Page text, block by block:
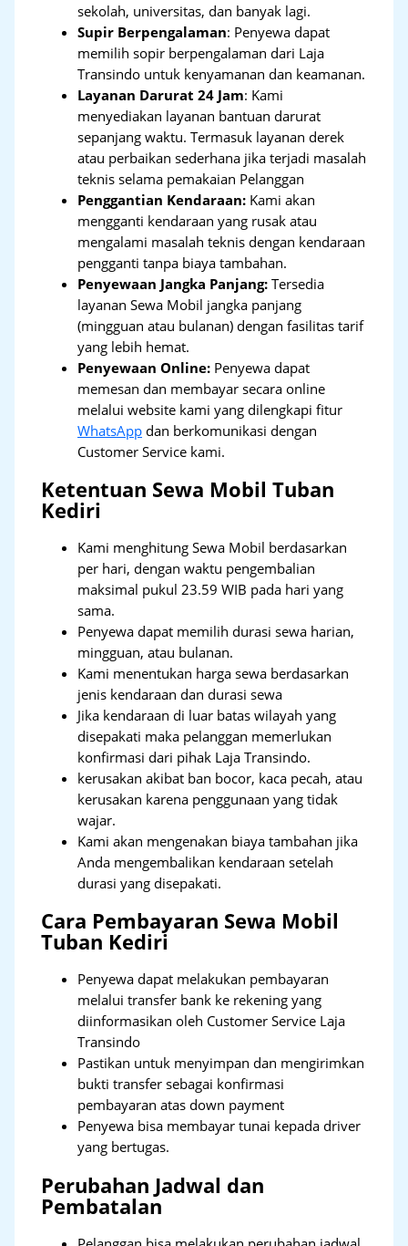
sekolah, universitas, dan banyak lagi.
Supir Berpengalaman: Penyewa dapat
memilih sopir berpengalaman dari Laja
Transindo untuk kenyamanan dan keamanan.
Layanan Darurat 24 Jam: Kami
menyediakan layanan bantuan darurat
sepanjang waktu. Termasuk layanan derek
atau perbaikan sederhana jika terjadi masalah
teknis selama pemakaian Pelanggan
Penggantian Kendaraan: Kami akan
mengganti kendaraan yang rusak atau
mengalami masalah teknis dengan kendaraan
pengganti tanpa biaya tambahan.
Penyewaan Jangka Panjang: Tersedia
layanan Sewa Mobil jangka panjang
(mingguan atau bulanan) dengan fasilitas tarif
yang lebih hemat.
Penyewaan Online: Penyewa dapat
memesan dan membayar secara online
melalui website kami yang dilengkapi fitur
WhatsApp dan berkomunikasi dengan
Customer Service kami.
Ketentuan Sewa Mobil Tuban
Kediri
Kami menghitung Sewa Mobil berdasarkan
per hari, dengan waktu pengembalian
maksimal pukul 23.59 WIB pada hari yang
sama.
Penyewa dapat memilih durasi sewa harian,
mingguan, atau bulanan.
Kami menentukan harga sewa berdasarkan
jenis kendaraan dan durasi sewa
Jika kendaraan di luar batas wilayah yang
disepakati maka pelanggan memerlukan
konfirmasi dari pihak Laja Transindo.
kerusakan akibat ban bocor, kaca pecah, atau
kerusakan karena penggunaan yang tidak
wajar.
Kami akan mengenakan biaya tambahan jika
Anda mengembalikan kendaraan setelah
durasi yang disepakati.
Cara Pembayaran Sewa Mobil
Tuban Kediri
Penyewa dapat melakukan pembayaran
melalui transfer bank ke rekening yang
diinformasikan oleh Customer Service Laja
Transindo
Pastikan untuk menyimpan dan mengirimkan
bukti transfer sebagai konfirmasi
pembayaran atas down payment
Penyewa bisa membayar tunai kepada driver
yang bertugas.
Perubahan Jadwal dan
Pembatalan